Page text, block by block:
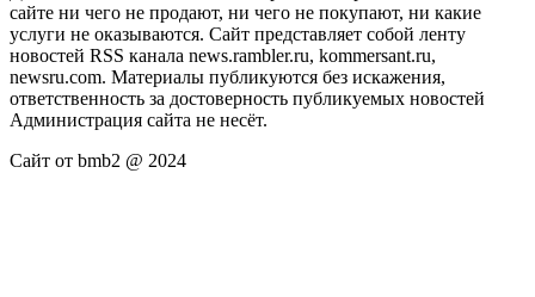
сайте ни чего не продают, ни чего не покупают, ни какие
услуги не оказываются. Сайт представляет собой ленту
новостей RSS канала news.rambler.ru, kommersant.ru,
newsru.com. Материалы публикуются без искажения,
ответственность за достоверность публикуемых новостей
Администрация сайта не несёт.
Сайт от bmb2 @ 2024